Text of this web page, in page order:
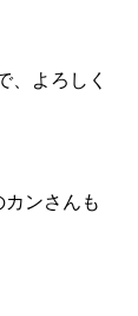
、よろしく
ンさんも